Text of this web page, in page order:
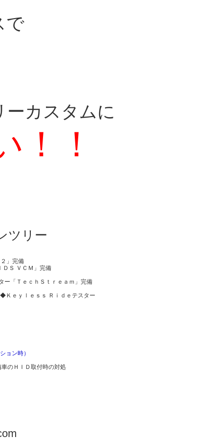
で
カスタムに
！！
ツリー
」完備
Ｓ ＶＣＭ」完備
「ＴｅｃｈＳｔｒｅａｍ」完備
ｅｙｌｅｓｓ Ｒｉｄｅテスター
ョン時）
のＨＩＤ取付時の対処